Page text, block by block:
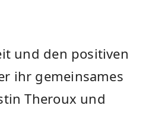
und den positiven
ihr gemeinsames
Theroux und